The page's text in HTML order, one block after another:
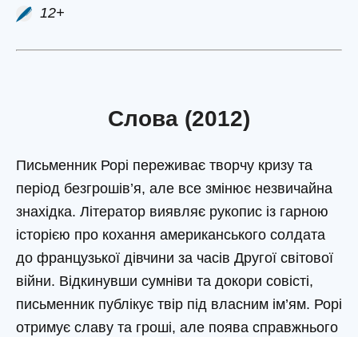
12+
Слова (2012)
Письменник Рорі переживає творчу кризу та
період безгрошів’я, але все змінює незвичайна
знахідка. Літератор виявляє рукопис із гарною
історією про кохання американського солдата
до французької дівчини за часів Другої світової
війни. Відкинувши сумніви та докори совісті,
письменник публікує твір під власним ім’ям. Рорі
отримує славу та гроші, але поява справжнього